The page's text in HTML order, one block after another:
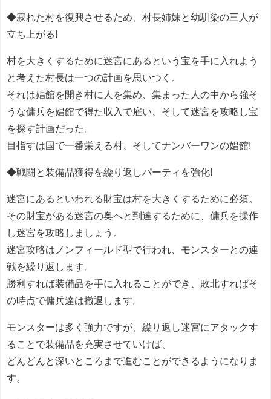
◆寂れた村を復興させるため、村長姉妹と幼馴染の三人が
立ち上がる!
村を大きくするために迷宮にあるという宝を手に入れよう
と考えた村長は一つの計画を思いつく。
それは娼館を開き村に人を集め、集まった人の中から強そ
うな傭兵を娼館で得た収入で雇い、そして迷宮を攻略し宝
を探す計画だった。
目指すは国で一番栄える村、そしてナンバーワンの娼館!
◆戦闘と装備品獲得を繰り返しパーティを強化!
迷宮にあるといわれる財宝は村を大きくするために必須。
その財宝がある迷宮の奥へと到達するために、傭兵を操作
し迷宮を攻略しましょう。
迷宮攻略はノンフィールド型で行われ、モンスターとの連
戦を繰り返します。
勝利すれば装備品を手に入れることができ、敗北すればそ
の時点で傭兵達は撤退します。
モンスターは多く強力ですが、繰り返し迷宮にアタックす
ることで装備品を充実させていけば、
どんどんと深いところまで進むことができるようになりま
す。